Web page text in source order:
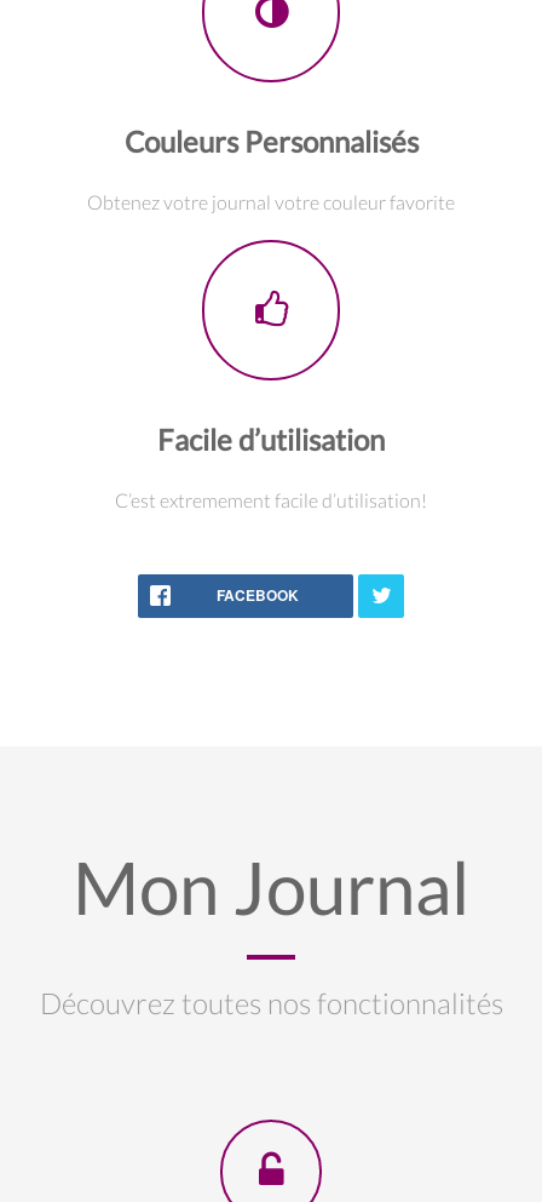
Couleurs Personnalisés
Obtenez votre journal votre couleur favorite
Facile d’utilisation
C’est extremement facile d’utilisation!
FACEBOOK
Mon Journal
Découvrez toutes nos fonctionnalités